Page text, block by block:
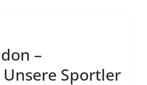
–
Sportler